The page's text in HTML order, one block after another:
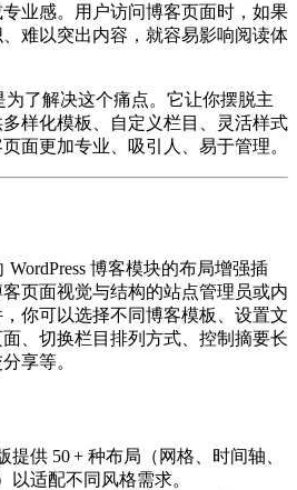
业感。用户访问博客页面时，如果
难以突出内容，就容易影响阅读体
为了解决这个痛点。它让你摆脱主
样化模板、自定义栏目、灵活样式
面更加专业、吸引人、易于管理。
WordPress 博客模块的布局增强插
页面视觉与结构的站点管理员或内
你可以选择不同博客模板、设置文
、切换栏目排列方式、控制摘要长
享等。
提供 50 + 种布局（网格、时间轴、
以适配不同风格需求。